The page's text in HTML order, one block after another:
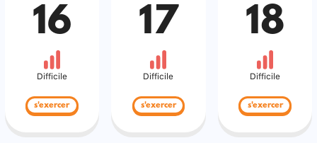
16
Difficile
s'exercer
17
Difficile
s'exercer
18
Difficile
s'exercer